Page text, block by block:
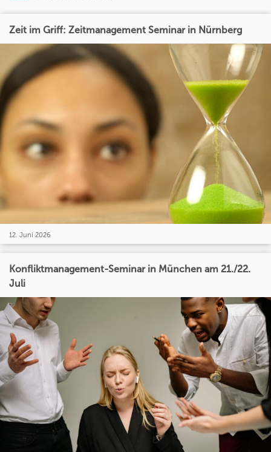
Zeit im Griff: Zeitmanagement Seminar in Nürnberg
12. Juni 2026
Konfliktmanagement-Seminar in München am 21./22.
Juli